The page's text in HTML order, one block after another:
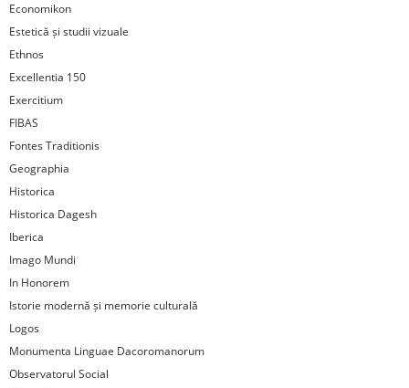
Economikon
Estetică și studii vizuale
Ethnos
Excellentia 150
Exercitium
FIBAS
Fontes Traditionis
Geographia
Historica
Historica Dagesh
Iberica
Imago Mundi
In Honorem
Istorie modernă și memorie culturală
Logos
Monumenta Linguae Dacoromanorum
Observatorul Social